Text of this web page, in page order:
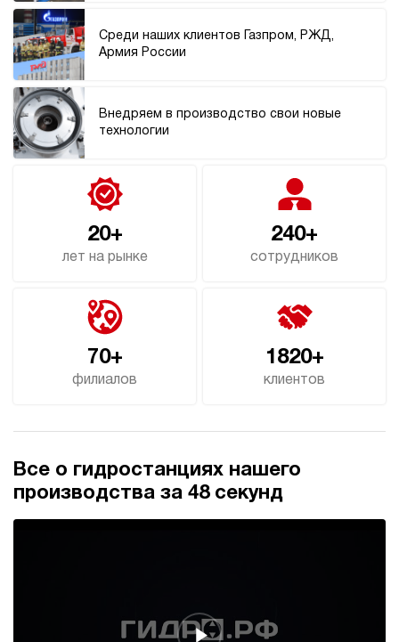
Среди наших клиентов Газпром, РЖД,
Армия России
Внедряем в производство свои новые
технологии
20+
лет на рынке
240+
сотрудников
70+
филиалов
1820+
клиентов
Все о гидростанциях нашего
производства за 48 секунд